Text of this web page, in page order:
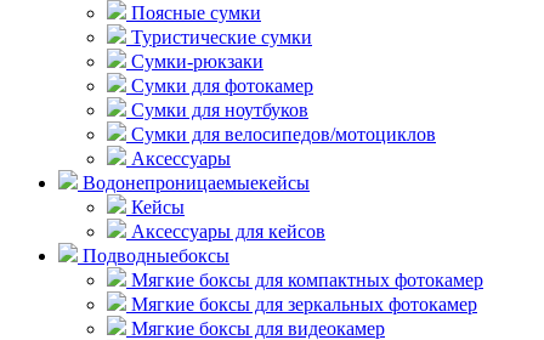
Поясные сумки
Туристические сумки
Сумки-рюкзаки
Сумки для фотокамер
Сумки для ноутбуков
Сумки для велосипедов/мотоциклов
Аксессуары
Водонепроницаемыекейсы
Кейсы
Аксессуары для кейсов
Подводныебоксы
Мягкие боксы для компактных фотокамер
Мягкие боксы для зеркальных фотокамер
Мягкие боксы для видеокамер